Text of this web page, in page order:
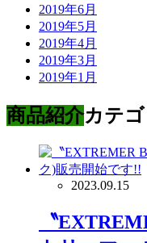
2019年6月
2019年5月
2019年4月
2019年3月
2019年1月
商品紹介カテ
2023.09.15
〝